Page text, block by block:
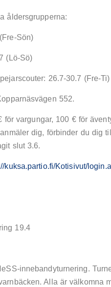
åldersgrupperna:
Sön)
(Lö-Sö)
26.7-30.7 (Fre-Ti)
552.
för vargungar, 100 € för
dig, förbinder du dig
slut 3.6.
kuksa.partio.fi/Kotisivut/
19.4
innebandyturnering.
Alla är välkomna